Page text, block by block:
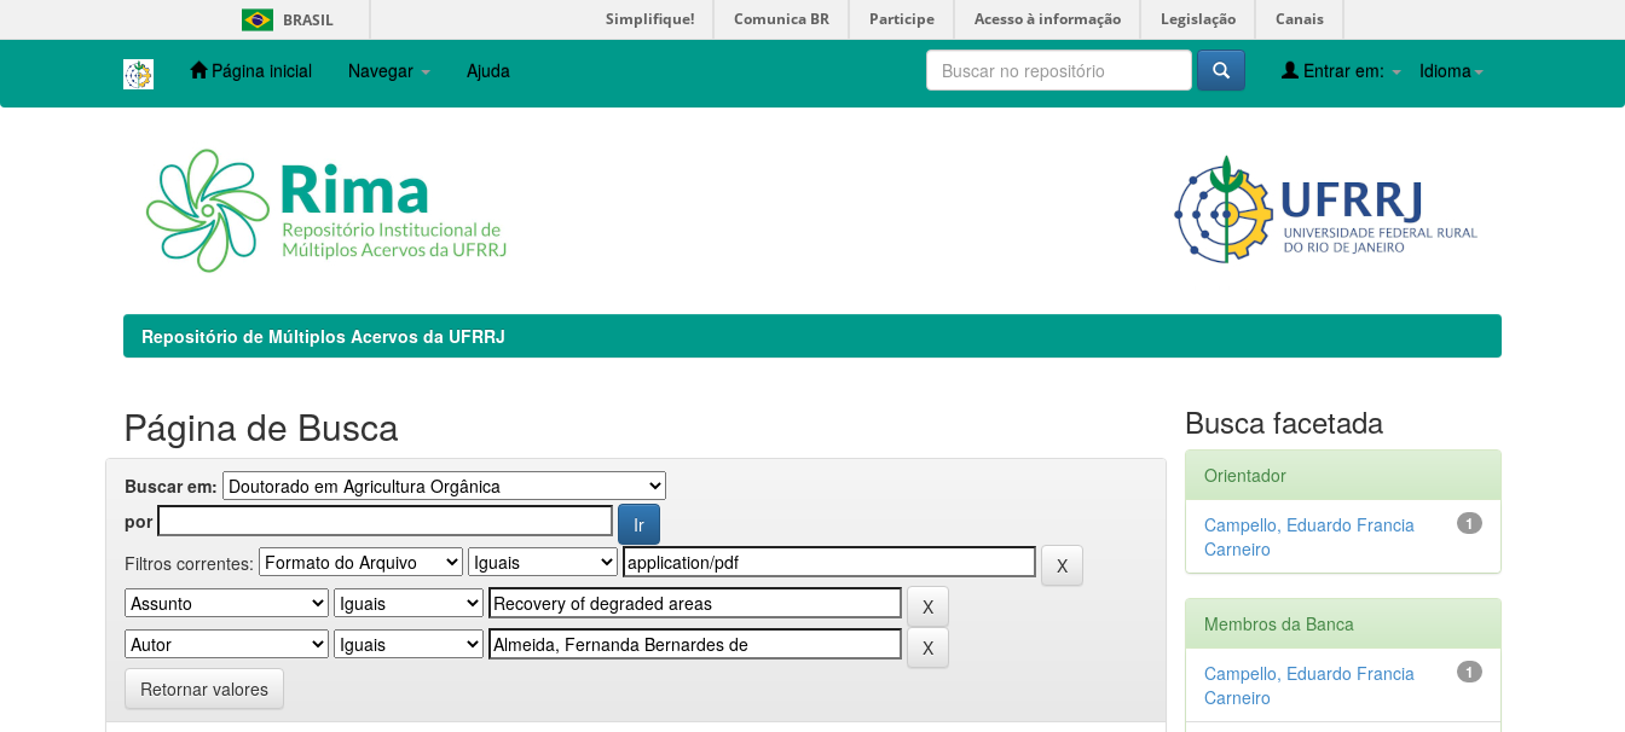
navigation
BRASIL Simplifique! Comunica BR Participe Acesso à informação Legislação Canais
Página inicial Navegar Ajuda Idioma
Entrar em:
Repositório de Múltiplos Acervos da UFRRJ
Página de Busca
Buscar em:
por
Filtros correntes:
Retornar valores
Busca facetada
Orientador
1
Campello, Eduardo Francia
Carneiro
Membros da Banca
1
Campello, Eduardo Francia
Carneiro